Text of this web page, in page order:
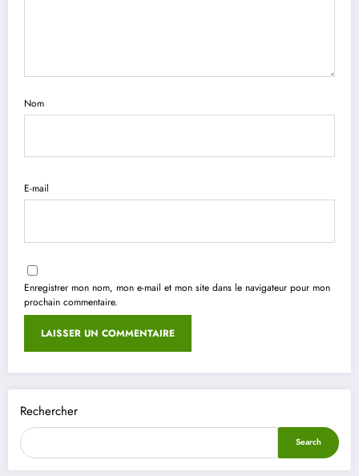
Rechercher
Search
Nom
E-mail
Enregistrer mon nom, mon e-mail et mon site dans le navigateur pour mon
prochain commentaire.